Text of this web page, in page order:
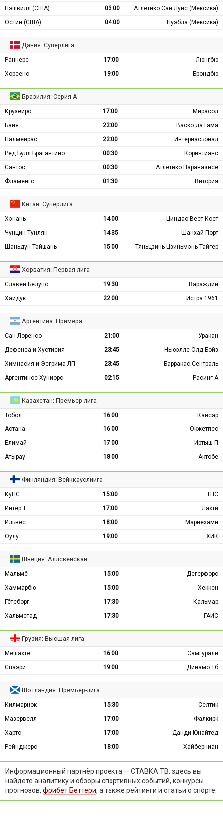
Нэшвилл (США)
03:00
Атлетико Сан Луис (Мексика)
Остин (США)
04:00 Пуэбла (Мексика)
Дания: Суперлига
Раннерс 17:00
Люнгбю
Хорсенс
19:00 Брондбю
Бразилия: Серия А
Крузейро 17:00
Мирасол
Баия
22:00
Васко да Гама
Палмейрас
22:00
Интернасьонал
Ред Булл Брагантино
00:30
Коринтианс
Сантос
00:30
Атлетико Паранаэнсе
Фламенго
01:30 Витория
Китай: Суперлига
Хэнань 14:00
Циндао Вест Кост
Чунцин Тунлян
14:35
Шанхай Порт
Шаньдун Тайшань
15:00 Тяньцзинь Цзиньмэнь Тайгер
Хорватия: Первая лига
Славен Белупо 19:30
Вараждин
Хайдук
22:00 Истра 1961
Аргентина: Примера
Сан-Лоренсо 21:00
Уракан
Дефенса и Хустисия
23:45
Ньюэллс Олд Бойз
Химнасия и Эсгрима ЛП
23:45
Барракас Сентраль
Аргентинос Хуниорс
02:15 Расинг А
Казахстан: Премьер-лига
Тобол 16:00
Кайсар
Астана
16:00
Окжетпес
Елимай
17:00
Иртыш П
Атырау
18:00 Актобе
Финляндия: Вейккауслиига
КуПС 15:00
ТПС
Интер Т
17:00
Лахти
Ильвес
18:00
Мариехамн
Оулу
19:00 ХИК
Швеция: Аллсвенскан
Мальмё 15:00
Дегерфорс
Хаммарбю
15:00
Хеккен
Гётеборг
17:30
Кальмар
Хальмстад
17:30 ГАИС
Грузия: Высшая лига
Мешахте 16:00
Самгурали
Спаэри
19:00 Динамо Тб
Шотландия: Премьер-лига
Килмарнок 15:30
Селтик
Мазервелл
17:00
Фалкирк
Хартс
17:00
Данди Юнайтед
Рейнджерс
18:00 Хайберниан
Информационный партнёр проекта — СТАВКА ТВ: здесь вы
найдёте аналитику и обзоры спортивных событий, конкурсы
прогнозов, фрибет Беттери, а также рейтинги и статьи о спорте.